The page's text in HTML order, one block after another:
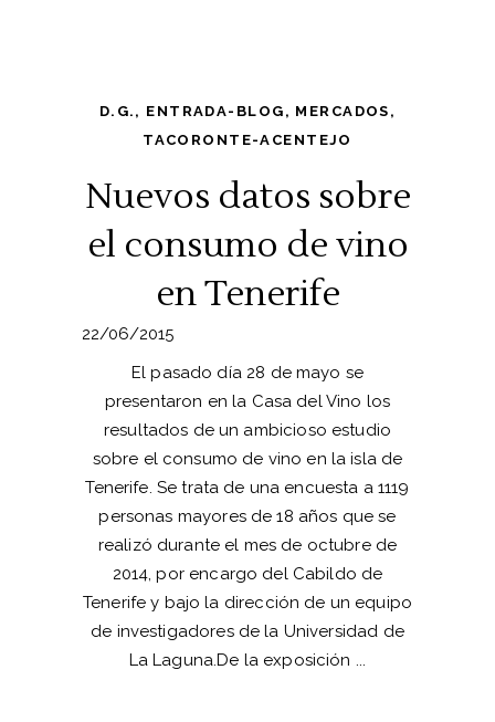
D.G. , ENTRADA-BLOG , MERCADOS ,
TACORONTE-ACENTEJO
Nuevos datos sobre
el consumo de vino
en Tenerife
22/06/2015
El pasado día 28 de mayo se
presentaron en la Casa del Vino los
resultados de un ambicioso estudio
sobre el consumo de vino en la isla de
Tenerife. Se trata de una encuesta a 1119
personas mayores de 18 años que se
realizó durante el mes de octubre de
2014, por encargo del Cabildo de
Tenerife y bajo la dirección de un equipo
de investigadores de la Universidad de
La Laguna.De la exposición